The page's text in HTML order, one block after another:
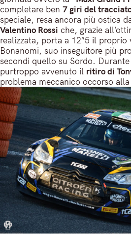
completare ben 7 giri del
speciale, resa ancora più ostica
Valentino Rossi che, grazie
realizzata, porta a 12″5 il proprio
Bonanomi, suo inseguitore più
secondi quello su Sordo.
purtroppo avvenuto il ritiro di
problema meccanico occorso